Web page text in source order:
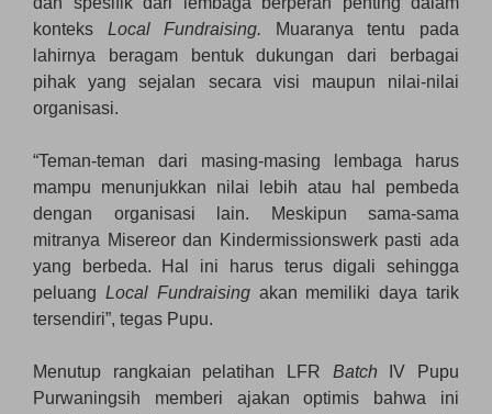
konteks Local Fundraising.
Muaranya tentu pada
lahirnya beragam bentuk dukungan dari berbagai
pihak yang sejalan secara visi maupun nilai-nilai
organisasi.
“Teman-teman dari masing-masing lembaga harus
mampu menunjukkan nilai lebih atau hal pembeda
dengan organisasi lain. Meskipun sama-sama
mitranya Misereor dan Kindermissionswerk pasti ada
yang berbeda. Hal ini harus terus digali sehingga
peluang Local Fundraisingakan memiliki daya tarik
tersendiri”, tegas Pupu.
Menutup rangkaian pelatihan LFR Batch
IV Pupu
Purwaningsih memberi ajakan optimis bahwa ini